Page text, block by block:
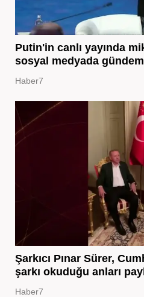
Putin'in canlı yayında
sosyal medyada
Haber7
Şarkıcı Pınar Sürer,
şarkı okuduğu anları
Haber7